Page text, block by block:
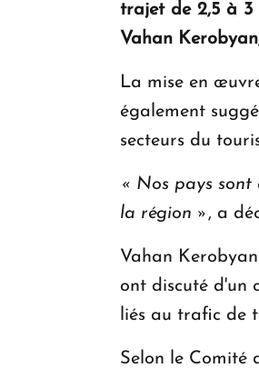
trajet de 2,5 à 3
Vahan
La mise en
également
secteurs du
« Nos pays sont
la région », a
Vahan
ont discuté d'un
liés au trafic de
Selon le Comité